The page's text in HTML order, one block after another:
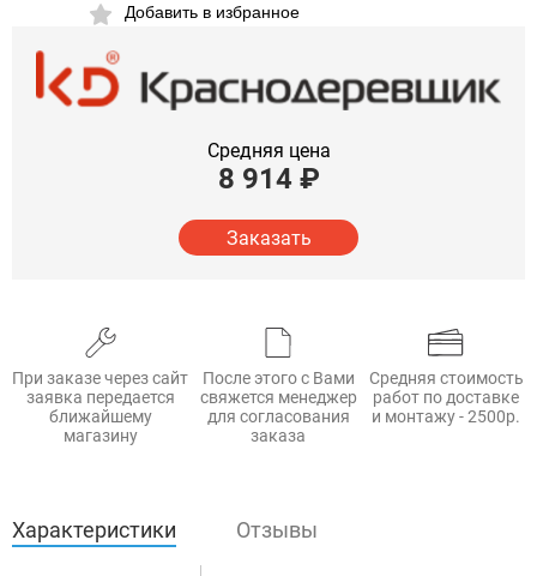
Добавить в избранное
Средняя цена
8 914 ₽
Заказать
При заказе через сайт
заявка передается
ближайшему
магазину
После этого с Вами
свяжется менеджер
для согласования
заказа
Средняя стоимость
работ по доставке
и монтажу - 2500р.
Характеристики Отзывы